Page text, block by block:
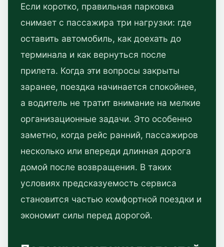
Если коротко, правильная парковка
снимает с пассажира три нагрузки: где
оставить автомобиль, как доехать до
терминала и как вернуться после
прилета. Когда эти вопросы закрыты
заранее, поездка начинается спокойнее,
а водитель не тратит внимание на мелкие
организационные задачи. Это особенно
заметно, когда рейс ранний, пассажиров
несколько или впереди длинная дорога
домой после возвращения. В таких
условиях предсказуемость сервиса
становится частью комфортной поездки и
экономит силы перед дорогой.